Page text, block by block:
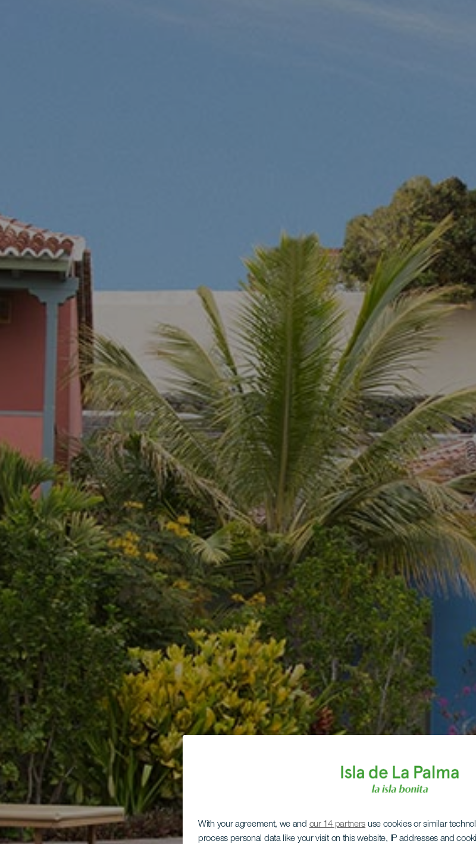
With your agreement, we and our 14 partners use cookies or similar
process personal data like your visit on this website, IP addresses and